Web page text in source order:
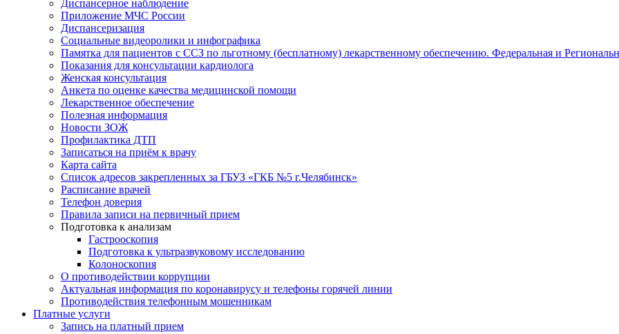
Диспансерное наблюдение
Приложение МЧС России
Диспансеризация
Социальные видеоролики и инфографика
Памятка для пациентов с ССЗ по льготному (бесплатному) лекарственному обеспечению. Федеральная и
Показания для консультации кардиолога
Женская консультация
Анкета по оценке качества медицинской помощи
Лекарственное обеспечение
Полезная информация
Новости ЗОЖ
Профилактика ДТП
Записаться на приём к врачу
Карта сайта
Список адресов закрепленных за ГБУЗ «ГКБ №5 г.Челябинск»
Расписание врачей
Телефон доверия
Правила записи на первичный прием
Подготовка к анализам
Гастрооскопия
Подготовка к ультразвуковому исследованию
Колоноскопия
О противодействии коррупции
Актуальная информация по коронавирусу и телефоны горячей линии
Противодействия телефонным мошенникам
Платные услуги
Запись на платный прием